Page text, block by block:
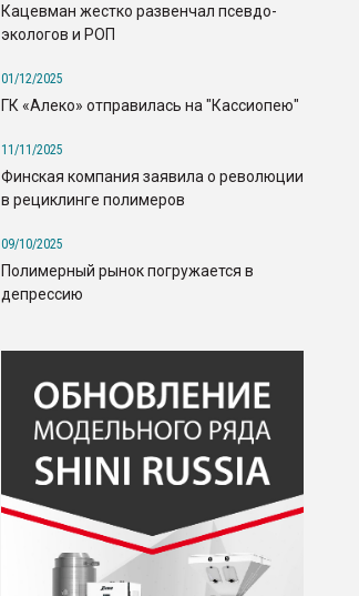
Кацевман жестко развенчал псевдо-
экологов и РОП
01/12/2025
ГК «Алеко» отправилась на "Кассиопею"
11/11/2025
Финская компания заявила о революции
в рециклинге полимеров
09/10/2025
Полимерный рынок погружается в
депрессию